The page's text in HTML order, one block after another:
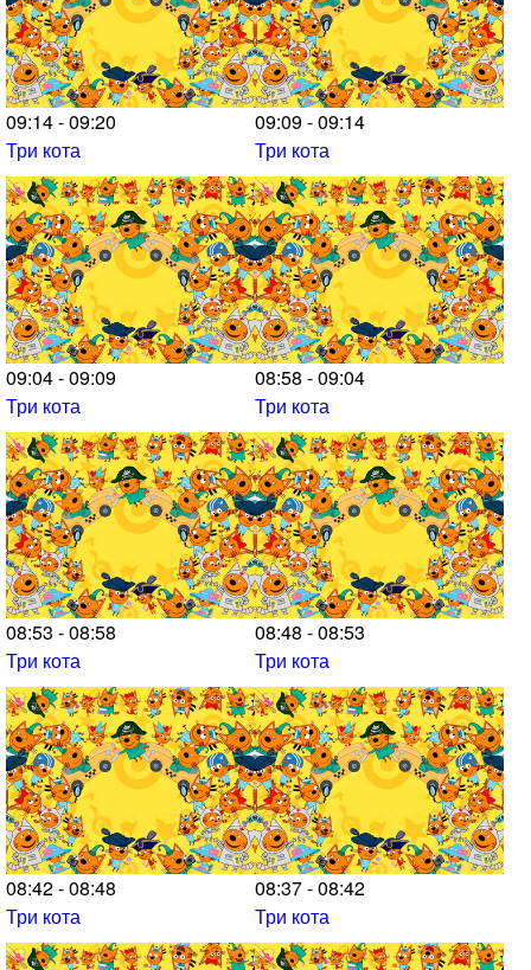
09:14 - 09:20
Три кота
09:09 - 09:14
Три кота
09:04 - 09:09
Три кота
08:58 - 09:04
Три кота
08:53 - 08:58
Три кота
08:48 - 08:53
Три кота
08:42 - 08:48
Три кота
08:37 - 08:42
Три кота